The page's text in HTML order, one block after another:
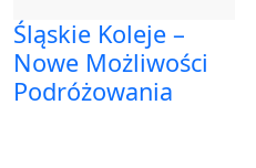
Śląskie Koleje –
Nowe Możliwości
Podróżowania